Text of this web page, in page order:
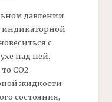
давлении
индикаторной
с
над ней.
то СО2
жидкости
состояния,